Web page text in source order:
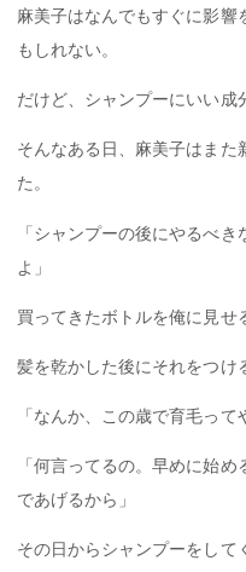
麻美子はなんでもすぐに影響
もしれない。
だけど、シャンプーにいい成
そんなある日、麻美子はまた
た。
「シャンプーの後にやるべ
よ」
買ってきたボトルを俺に見せ
髪を乾かした後にそれをつけ
「なんか、この歳で育毛って
「何言ってるの。早めに始
であげるから」
その日からシャンプーをして